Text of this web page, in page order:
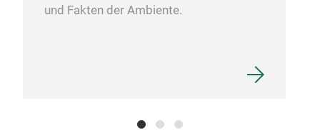
und Fakten der Ambiente.